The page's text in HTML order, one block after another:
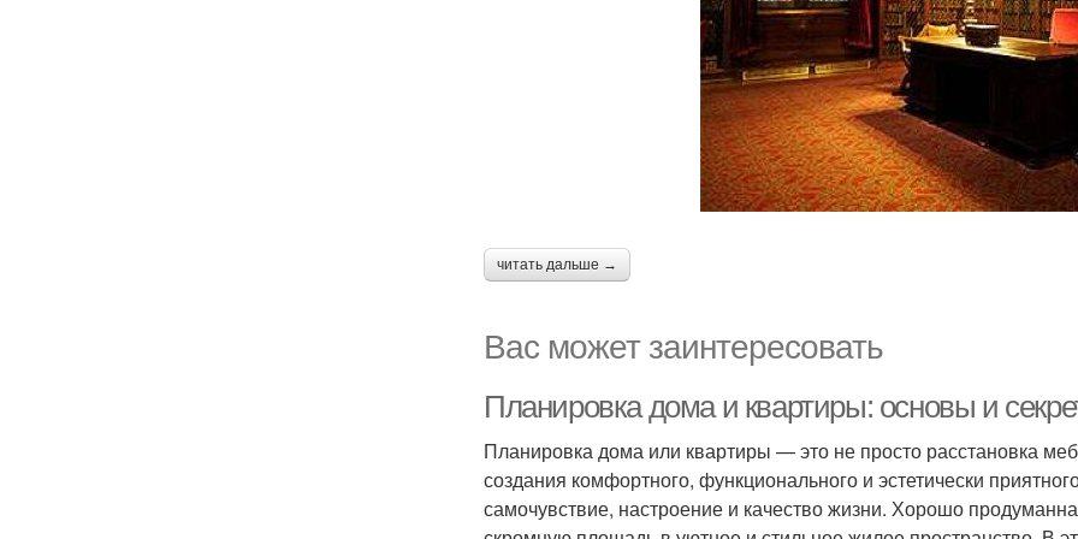
читать дальше →
Вас может заинтересовать
Планировка дома и квартиры: основы и
Планировка дома или квартиры — это не просто расстановка
создания комфортного, функционального и эстетически
самочувствие, настроение и качество жизни. Хорошо